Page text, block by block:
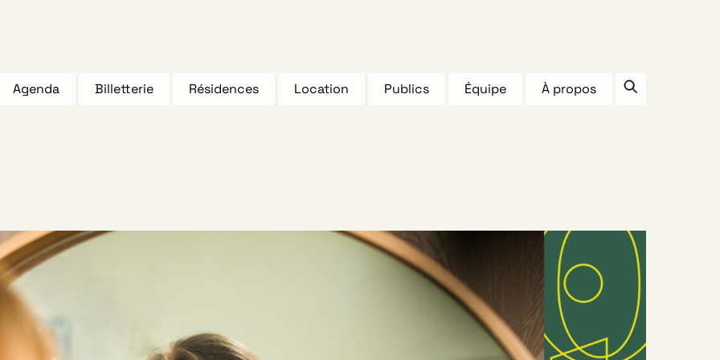
Agenda Billetterie Résidences Location Publics Équipe À propos